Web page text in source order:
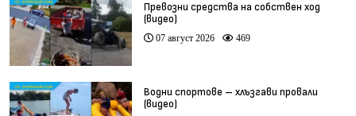
Превозни средства на собствен ход
(видео)
07 август 2026 469
Водни спортове – хлъзгави провали
(видео)